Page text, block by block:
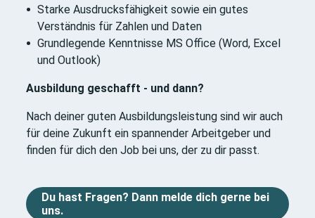
Starke Ausdrucksfähigkeit sowie ein gutes
Verständnis für Zahlen und Daten
Grundlegende Kenntnisse MS Office (Word, Excel
und Outlook)
Ausbildung geschafft - und dann?
Nach deiner guten Ausbildungsleistung sind wir auch
für deine Zukunft ein spannender Arbeitgeber und
finden für dich den Job bei uns, der zu dir passt.
Du hast Fragen? Dann melde dich gerne bei
uns.